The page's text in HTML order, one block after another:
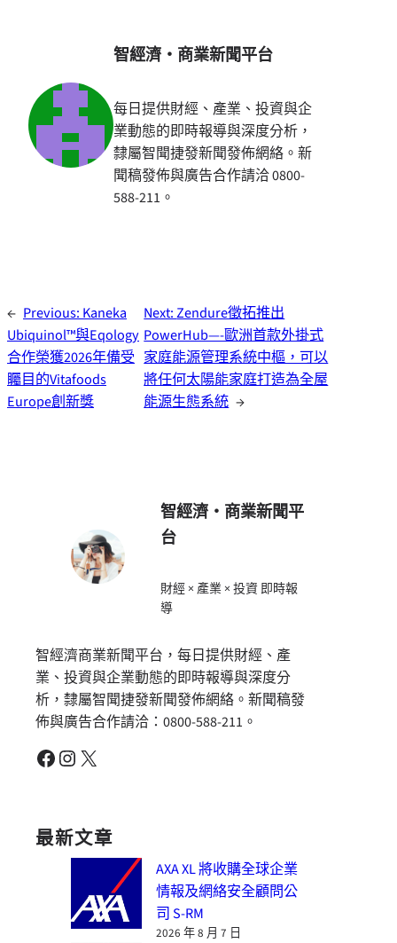
智經濟・商業新聞平台
每日提供財經、產業、投資與企
業動態的即時報導與深度分析，
隸屬智聞捷發新聞發佈網絡。新
聞稿發佈與廣告合作請洽 0800-
588-211。
← Previous: Kaneka
Ubiquinol™與Eqology
合作榮獲2026年備受
矚目的Vitafoods
Europe創新獎
Next:Zendure徵拓推出
PowerHub—-歐洲首款外掛式
家庭能源管理系統中樞，可以
將任何太陽能家庭打造為全屋
能源生態系統 →
智經濟・商業新聞平
台
財經 × 產業 × 投資 即時報
導
智經濟商業新聞平台，每日提供財經、產
業、投資與企業動態的即時報導與深度分
析，隸屬智聞捷發新聞發佈網絡。新聞稿發
佈與廣告合作請洽：0800-588-211。
Facebook Instagram X
最新文章
AXA XL 將收購全球企業
情報及網絡安全顧問公
司 S-RM
2026 年 8 月 7 日